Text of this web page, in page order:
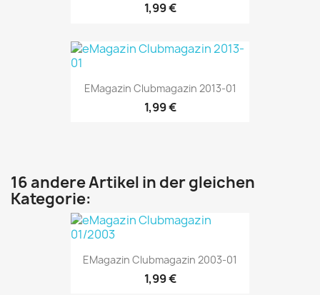
1,99 €
EMagazin Clubmagazin 2013-01
1,99 €
16 andere Artikel in der gleichen
Kategorie:
EMagazin Clubmagazin 2003-01
1,99 €